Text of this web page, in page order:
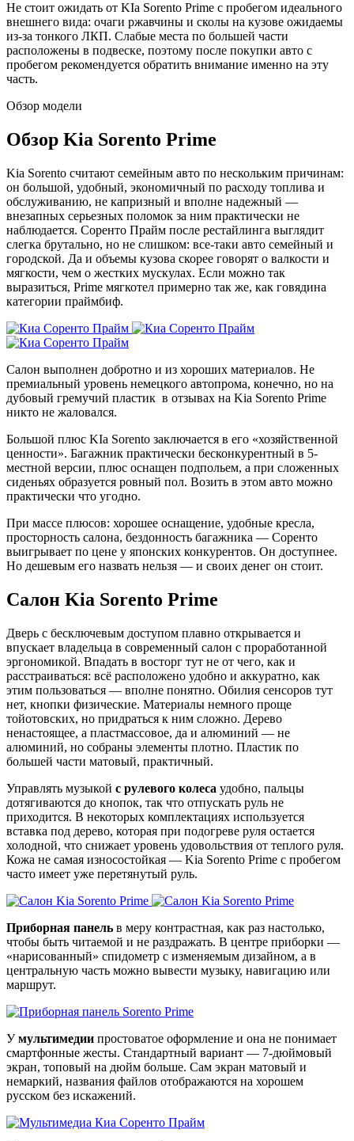
Не стоит ожидать от KIa Sorento Prime с пробегом идеального
внешнего вида: очаги ржавчины и сколы на кузове ожидаемы
из-за тонкого ЛКП. Слабые места по большей части
расположены в подвеске, поэтому после покупки авто с
пробегом рекомендуется обратить внимание именно на эту
часть.
Обзор модели
Обзор Kia Sorento Prime
Kia Sorento считают семейным авто по нескольким причинам:
он большой, удобный, экономичный по расходу топлива и
обслуживанию, не капризный и вполне надежный —
внезапных серьезных поломок за ним практически не
наблюдается. Соренто Прайм после рестайлинга выглядит
слегка брутально, но не слишком: все-таки авто семейный и
городской. Да и объемы кузова скорее говорят о валкости и
мягкости, чем о жестких мускулах. Если можно так
выразиться, Prime мягкотел примерно так же, как говядина
категории праймбиф.
Салон выполнен добротно и из хороших материалов. Не
премиальный уровень немецкого автопрома, конечно, но на
дубовый гремучий пластик в отзывах на Kia Sorento Prime
никто не жаловался.
Большой плюс KIa Sorento заключается в его «хозяйственной
ценности». Багажник практически бесконкурентный в 5-
местной версии, плюс оснащен подпольем, а при сложенных
сиденьях образуется ровный пол. Возить в этом авто можно
практически что угодно.
При массе плюсов: хорошее оснащение, удобные кресла,
просторность салона, бездонность багажника — Соренто
выигрывает по цене у японских конкурентов. Он доступнее.
Но дешевым его назвать нельзя — и своих денег он стоит.
Салон Kia Sorento Prime
Дверь с бесключевым доступом плавно открывается и
впускает владельца в современный салон с проработанной
эргономикой. Впадать в восторг тут не от чего, как и
расстраиваться: всё расположено удобно и аккуратно, как
этим пользоваться — вполне понятно. Обилия сенсоров тут
нет, кнопки физические. Материалы немного проще
тойотовских, но придраться к ним сложно. Дерево
ненастоящее, а пластмассовое, да и алюминий — не
алюминий, но собраны элементы плотно. Пластик по
большей части матовый, практичный.
Управлять музыкой с рулевого колеса удобно, пальцы
дотягиваются до кнопок, так что отпускать руль не
приходится. В некоторых комплектациях используется
вставка под дерево, которая при подогреве руля остается
холодной, что снижает уровень удовольствия от теплого руля.
Кожа не самая износостойкая — Kia Sorento Prime с пробегом
часто имеет уже перетянутый руль.
Приборная панель в меру контрастная, как раз настолько,
чтобы быть читаемой и не раздражать. В центре приборки —
«нарисованный» спидометр с изменяемым дизайном, а в
центральную часть можно вывести музыку, навигацию или
маршрут.
Умультимедии простоватое оформление и она не понимает
смартфонные жесты. Стандартный вариант — 7-дюймовый
экран, топовый на дюйм больше. Сам экран матовый и
немаркий, названия файлов отображаются на хорошем
русском без искажений.